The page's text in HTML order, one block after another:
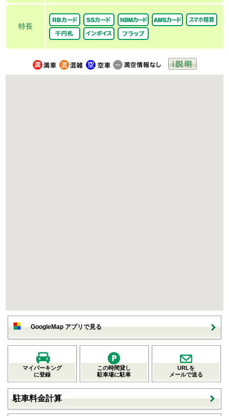
特長
GoogleMap アプリで見る
マイパーキング
に登録
この時間貸し
駐車場に駐車
URLを
メールで送る
駐車料金計算